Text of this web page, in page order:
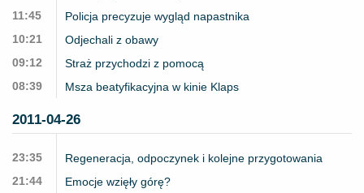
11:45
Policja precyzuje wygląd napastnika
10:21
Odjechali z obawy
09:12
Straż przychodzi z pomocą
08:39
Msza beatyfikacyjna w kinie Klaps
2011-04-26
23:35
Regeneracja, odpoczynek i kolejne przygotowania
21:44
Emocje wzięły górę?